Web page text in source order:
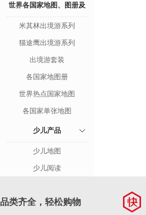
世界各国家地图、图册及
旅游攻略
米其林出境游系列
猫途鹰出境游系列
出境游套装
各国家地图册
世界热点国家地图
各国家单张地图
少儿产品
少儿地图
少儿阅读
品类齐全，轻松购物